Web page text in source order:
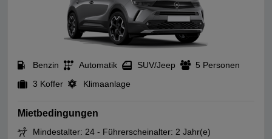
Benzin Automatik SUV/Jeep
5 Personen
3 Koffer
Klimaanlage
Mietbedingungen
Mindestalter: 24 - Führerscheinalter: 2 Jahr(e)